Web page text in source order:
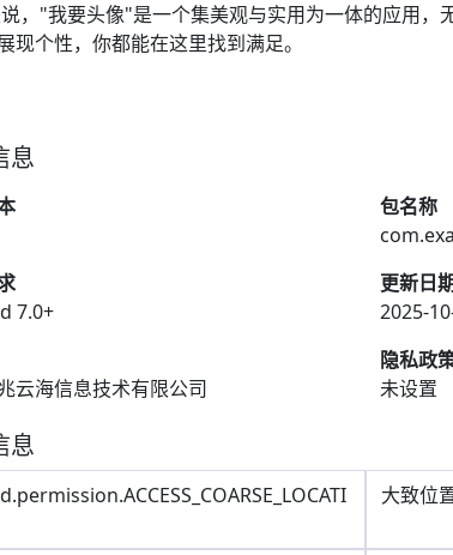
，"我要头像"是一个集美观与实用为一体的应用，
现个性，你都能在这里找到满足。
息
包名称
7.0+
更新日
2025-
云海信息技术有限公司
隐私政
未设置
息
大致位